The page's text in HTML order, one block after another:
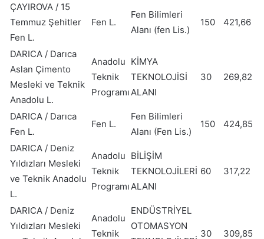
ÇAYIROVA / 15
Temmuz Şehitler
Fen L.
Fen L.
Fen Bilimleri
Alanı (fen Lis.)
150 421,66
DARICA / Darıca
Aslan Çimento
Mesleki ve Teknik
Anadolu L.
Anadolu
Teknik
Programı
KİMYA
TEKNOLOJİSİ
ALANI
30 269,82
DARICA / Darıca
Fen L.
Fen L.
Fen Bilimleri
Alanı (Fen Lis.)
150 424,85
DARICA / Deniz
Yıldızları Mesleki
ve Teknik Anadolu
L.
Anadolu
Teknik
Programı
BİLİŞİM
TEKNOLOJİLERİ
ALANI
60 317,22
DARICA / Deniz
Yıldızları Mesleki
Anadolu
Teknik
ENDÜSTRİYEL
OTOMASYON
30 309,85